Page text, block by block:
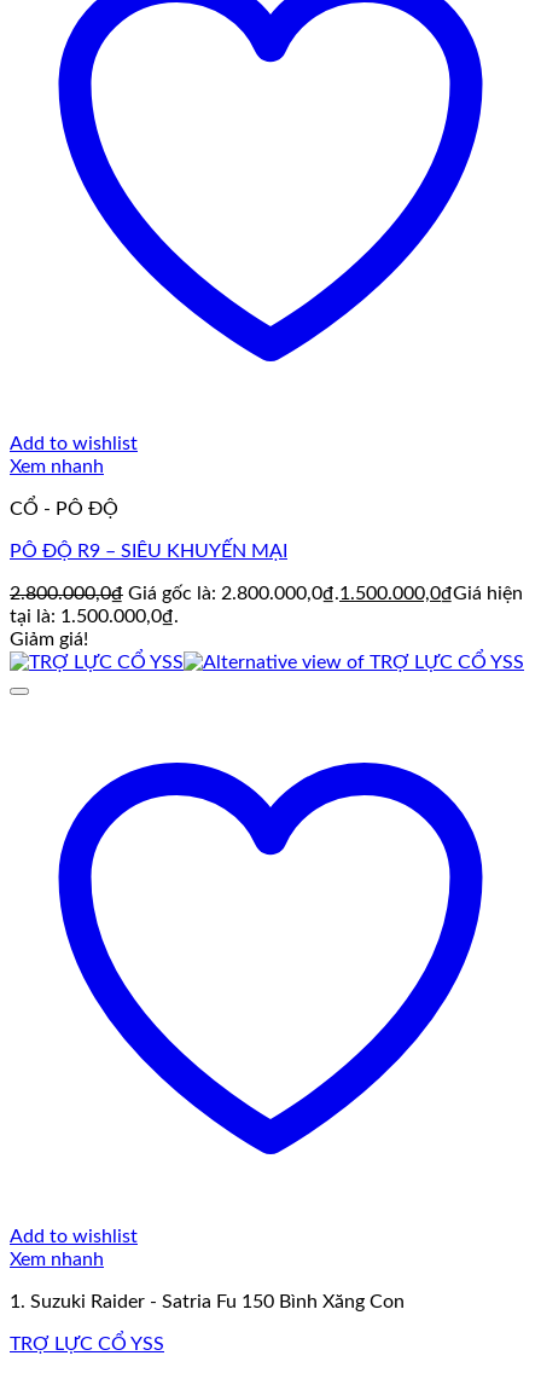
Add to wishlist
Xem nhanh
CỔ - PÔ ĐỘ
PÔ ĐỘ R9 – SIÊU KHUYẾN MẠI
2.800.000,0₫ Giá gốc là: 2.800.000,0₫.1.500.000,0₫Giá hiện
tại là: 1.500.000,0₫.
Giảm giá!
Add to wishlist
Xem nhanh
1. Suzuki Raider - Satria Fu 150 Bình Xăng Con
TRỢ LỰC CỔ YSS